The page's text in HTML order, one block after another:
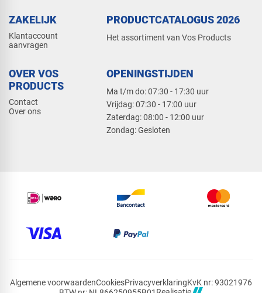
ZAKELIJK
Klantaccount
aanvragen
PRODUCTCATALOGUS 2026
Het assortiment van Vos Products
OVER VOS
PRODUCTS
Contact
Over ons
OPENINGSTIJDEN
Ma t/m do: 07:30 - 17:30 uur
​Vrijdag: 07:30 - 17:00 uur
​Zaterdag: 08:00 - 12:00 uur
​Zondag: Gesloten
Algemene voorwaardenCookiesPrivacyverklaringKvK nr: 93021976